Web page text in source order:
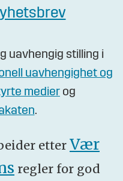
uavhengig stilling i
uavhengighet og
medier og
.
etter Vær
regler for god